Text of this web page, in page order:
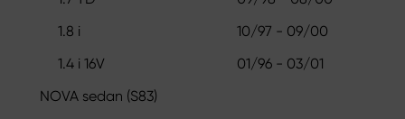
1.8 i
10/97 - 09/00
1.4 i 16V
01/96 - 03/01
NOVA sedan (S83)